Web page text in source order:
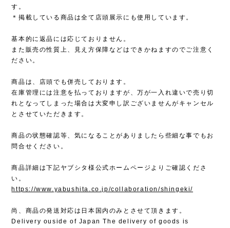
す。
＊掲載している商品は全て店頭展示にも使用しています。
基本的に返品には応じておりません。
また販売の性質上、見え方保障などはできかねますのでご注意く
ださい。
商品は、店頭でも併売しております。
在庫管理には注意を払っておりますが、万が一入れ違いで売り切
れとなってしまった場合は大変申し訳ございませんがキャンセル
とさせていただきます。
商品の状態確認等、気になることがありましたら些細な事でもお
問合せください。
商品詳細は下記ヤブシタ様公式ホームページよりご確認くださ
い。
https://www.yabushita.co.jp/collaboration/shingeki/
尚、商品の発送対応は日本国内のみとさせて頂きます。
Delivery ouside of Japan The delivery of goods is